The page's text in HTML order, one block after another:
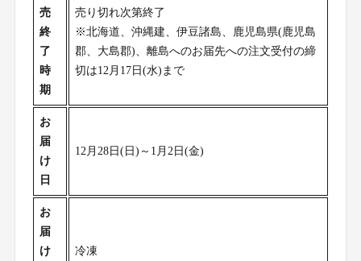
売
終
了
時
期
売り切れ次第終了
※北海道、沖縄建、伊豆諸島、鹿児島県(鹿児島
郡、大島郡)、離島へのお届先への注文受付の締
切は12月17日(水)まで
お
届
け
日
12月28日(日)～1月2日(金)
お
届
け
冷凍